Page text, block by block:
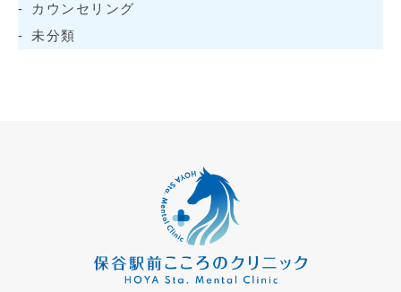
カウンセリング
未分類